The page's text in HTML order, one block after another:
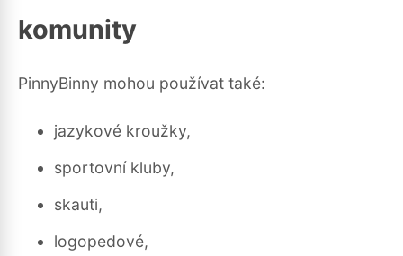
komunity
PinnyBinny mohou používat také:
jazykové kroužky,
sportovní kluby,
skauti,
logopedové,